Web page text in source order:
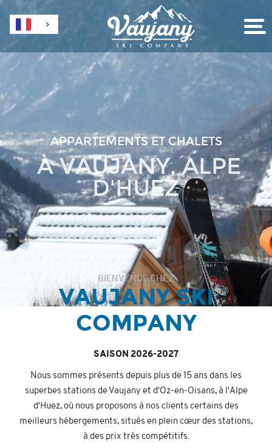
APPARTEMENTS ET CHALETS
À VAUJANY, ALPE
D'HUEZ
BIENVENUE CHEZ
VAUJANY SKI
COMPANY
SAISON 2026-2027
Nous sommes présents depuis plus de 15 ans dans les
superbes stations de Vaujany et d'Oz-en-Oisans, à l'Alpe
d'Huez, où nous proposons à nos clients certains des
meilleurs hébergements, situés en plein cœur des stations,
à des prix très compétitifs.